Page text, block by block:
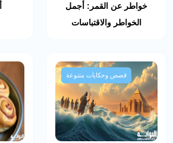
خواطر عن القمر: أجمل
الخواطر والاقتباسات
قصص وحكايات متنوعة